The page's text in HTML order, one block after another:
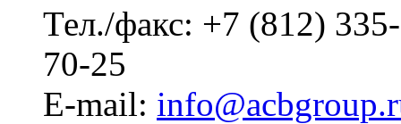
Тел./факс: +7 (812)
70-25
E-mail: